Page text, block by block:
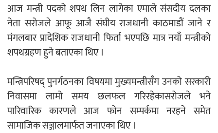
आज मन्त्री पदको शपथ लिन लागेका एमाले संसदीय दलका
नेता सरोजले आफू आजै संघीय राजधानी काठमाडौं जाने र
मंगलबार प्रादेशिक राजधानी फिर्ता भएपछि मात्र नयाँ मन्त्रीको
शपथग्रहण हुने बताएका थिए ।
मन्त्रिपरिषद् पुनर्गठनका विषयमा मुख्यमन्त्रीसँग उनको सरकारी
निवासमा लामो समय छलफल गरिरहेकासरोजले भने
पारिवारिक कारणले आज फोन सम्पर्कमा नरहने समेत
सामाजिक सञ्जालमार्फत जनाएका थिए ।